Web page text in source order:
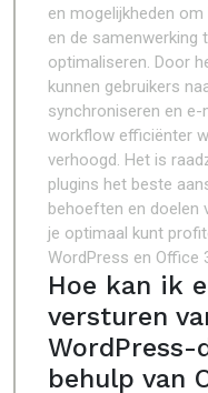
en mogelijkheden
en de
optimaliseren. Door
kunnen gebruikers
synchroniseren en
workflow efficiënter
verhoogd. Het is
plugins het beste
behoeften en doelen
je optimaal kunt
WordPress en Office
Hoe kan ik
versturen
WordPress-
behulp van